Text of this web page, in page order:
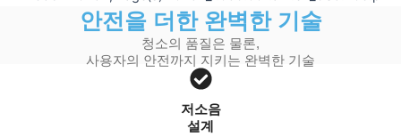
안전을 더한 완벽한 기술
청소의 품질은 물론,
사용자의 안전까지 지키는 완벽한 기술
저소음
설계